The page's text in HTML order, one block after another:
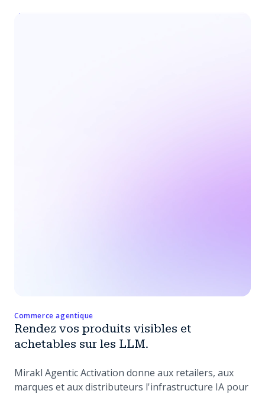
Commerce agentique
Rendez vos produits visibles et
achetables sur les LLM.
Mirakl Agentic Activation donne aux retailers, aux
marques et aux distributeurs l'infrastructure IA pour